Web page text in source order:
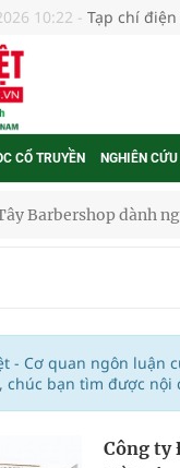
10:22 - Tạp chí điện
CỔ TRUYỀN NGHIÊN
Barbershop dành
tiến triển quá âm
được diễn ra tại Lễ
các nhiệm vụ trong
- Cơ quan ngôn luận
chúc bạn tìm được
Công ty